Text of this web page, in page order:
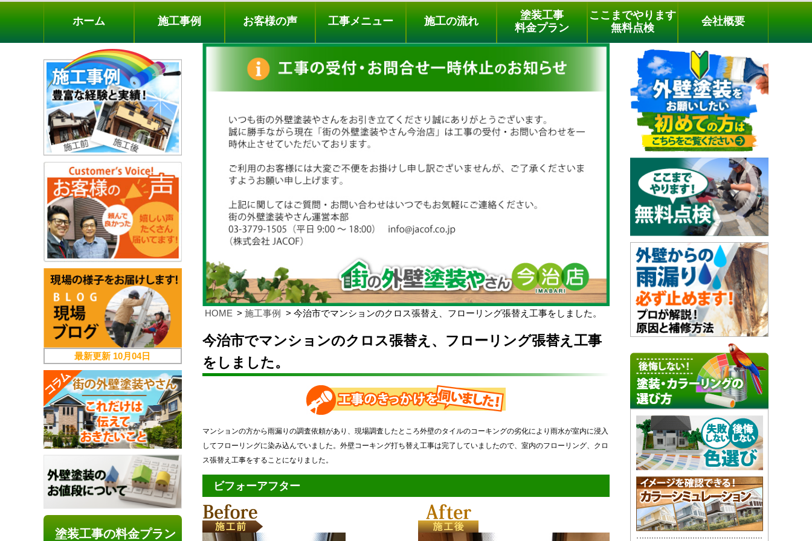
料金プラン 無料点検
電話でのご相談
[9時～18時まで受付中]
phone03-3779-1505
ホーム 施工事例 お客様の声 工事メニュー 施工の流れ
塗装工事
料金プラン
ここまでやります
無料点検
会社概要
HOME 施工事例 今治市でマンションのクロス張替え、フローリング張替え工事をしました。
今治市でマンションのクロス張替え、フローリング張替え工事
をしました。
マンションの方から雨漏りの調査依頼があり、現場調査したところ外壁のタイルのコーキングの劣化により雨水が室内に浸入
してフローリングに染み込んでいました。外壁コーキング打ち替え工事は完了していましたので、室内のフローリング、クロ
ス張替え工事をすることになりました。
ビフォーアフター
最新更新 10月04日
塗装工事の料金プラン